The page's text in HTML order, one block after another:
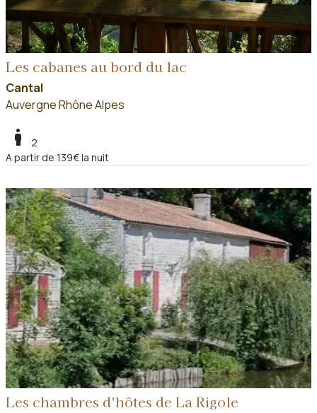
Les cabanes au bord du lac
Cantal
Auvergne Rhône Alpes
boy
2
A partir de 139€ la nuit
Les chambres d'hôtes de La Rigole